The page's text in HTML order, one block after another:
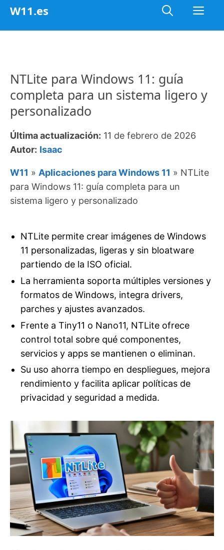
Saltar
W11.es
NTLite para Windows 11: guía
completa para un sistema ligero y
personalizado
Última actualización: 11 de febrero de 2026
Autor: Isaac
W11 » Aplicaciones para Windows 11 » NTLite
para Windows 11: guía completa para un
sistema ligero y personalizado
NTLite permite crear imágenes de Windows
11 personalizadas, ligeras y sin bloatware
partiendo de la ISO oficial.
La herramienta soporta múltiples versiones y
formatos de Windows, integra drivers,
parches y ajustes avanzados.
Frente a Tiny11 o Nano11, NTLite ofrece
control total sobre qué componentes,
servicios y apps se mantienen o eliminan.
Su uso ahorra tiempo en despliegues, mejora
rendimiento y facilita aplicar políticas de
privacidad y seguridad a medida.